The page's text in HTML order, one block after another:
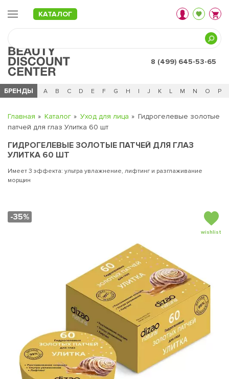
КАТАЛОГ
8 (499) 645-53-65
БРЕНДЫ
Ч 0 - 9 A B C D E F G H I J K L M N O P
Главная Каталог Уход для лица
Гидрогелевые золотые
патчей для глаз Улитка 60 шт
ГИДРОГЕЛЕВЫЕ ЗОЛОТЫЕ ПАТЧЕЙ ДЛЯ ГЛАЗ
УЛИТКА 60 ШТ
Имеет 3 эффекта: ультра увлажнение, лифтинг и разглаживание
морщин
-35%
wishlist